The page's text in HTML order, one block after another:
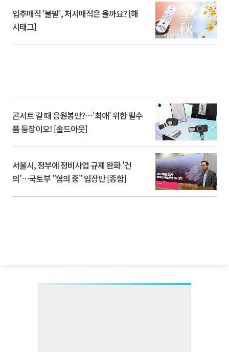
입추매직 '불발', 처서매직은 올까요? [해
시태그]
콘서트 갈 때 응원봉만?⋯'최애' 위한 필수
품 등장이오! [솔드아웃]
서울시, 정부에 정비사업 규제 완화 '건
의'⋯국토부 "협의 중" 입장만 [종합]